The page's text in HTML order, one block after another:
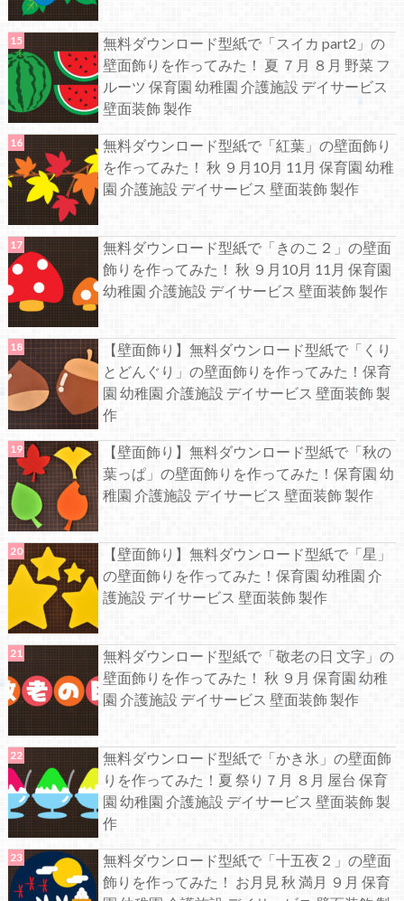
無料ダウンロード型紙で「スイカ part2」の
壁面飾りを作ってみた！ 夏 ７月 ８月 野菜 フ
ルーツ 保育園 幼稚園 介護施設 デイサービス
壁面装飾 製作
無料ダウンロード型紙で「紅葉」の壁面飾り
を作ってみた！ 秋 ９月10月 11月 保育園 幼稚
園 介護施設 デイサービス 壁面装飾 製作
無料ダウンロード型紙で「きのこ２」の壁面
飾りを作ってみた！ 秋 ９月10月 11月 保育園
幼稚園 介護施設 デイサービス 壁面装飾 製作
【壁面飾り】無料ダウンロード型紙で「くり
とどんぐり」の壁面飾りを作ってみた！保育
園 幼稚園 介護施設 デイサービス 壁面装飾 製
作
【壁面飾り】無料ダウンロード型紙で「秋の
葉っぱ」の壁面飾りを作ってみた！保育園 幼
稚園 介護施設 デイサービス 壁面装飾 製作
【壁面飾り】無料ダウンロード型紙で「星」
の壁面飾りを作ってみた！保育園 幼稚園 介
護施設 デイサービス 壁面装飾 製作
無料ダウンロード型紙で「敬老の日 文字」の
壁面飾りを作ってみた！ 秋 ９月 保育園 幼稚
園 介護施設 デイサービス 壁面装飾 製作
無料ダウンロード型紙で「かき氷」の壁面飾
りを作ってみた！夏 祭り７月 ８月 屋台 保育
園 幼稚園 介護施設 デイサービス 壁面装飾 製
作
無料ダウンロード型紙で「十五夜２」の壁面
飾りを作ってみた！ お月見 秋 満月 ９月 保育